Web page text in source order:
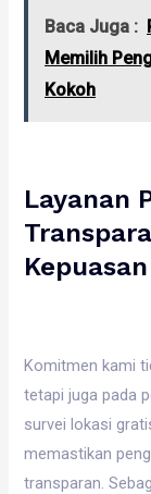
Baca Juga :
Memilih
Kokoh
Layanan
Komitmen kami
tetapi juga pada
survei lokasi
memastikan
transparan.